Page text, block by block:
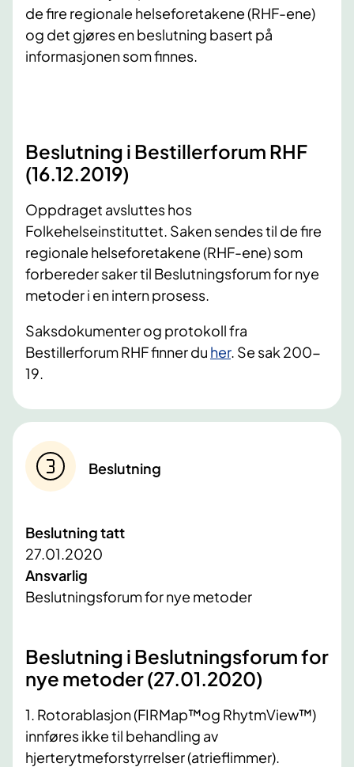
de fire regionale helseforetakene (RHF-ene)
og det gjøres en beslutning basert på
informasjonen som finnes.
Beslutning i Bestillerforum RHF
(16.12.2019) ​
Oppdraget avsluttes hos
Folkehelseinstituttet. Saken sendes til de fire
regionale helseforetakene (RHF-ene) som
forbereder saker til Beslutningsforum for nye
metoder i en intern prosess.
Saksdokumenter og protokoll fra
Bestillerforum RHF finner du her. Se sak 200-
19.
Beslutning
Beslutning tatt
27.01.2020
Ansvarlig
Beslutningsforum for nye metoder
Beslutning i Beslutningsforum for
nye metoder (27.01.2020)
1. Rotorablasjon (FIRMap™og RhytmView™)
innføres ikke til behandling av
hjerterytmeforstyrrelser (atrieflimmer).